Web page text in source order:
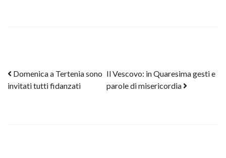
Post navigation
Domenica a Tertenia sono
invitati tutti fidanzati
Il Vescovo: in Quaresima gesti e
parole di misericordia